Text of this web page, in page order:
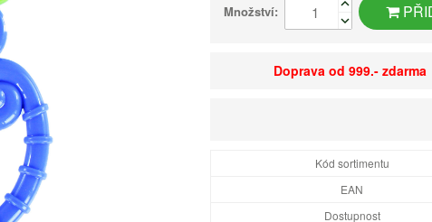
Množství:
Doprava od 999.- zdarma
Kód sortimentu
EAN
Dostupnost